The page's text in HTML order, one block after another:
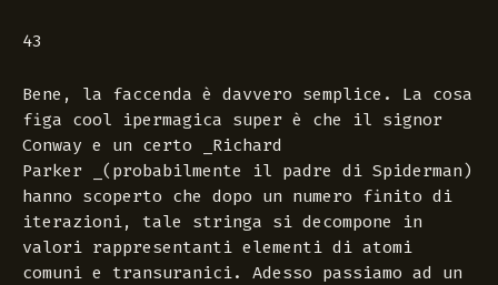
43
Bene, la faccenda è davvero semplice. La cosa
figa cool ipermagica super è che il signor
Conway e un certo _Richard
Parker _(probabilmente il padre di Spiderman)
hanno scoperto che dopo un numero finito di
iterazioni, tale stringa si decompone in
valori rappresentanti elementi di atomi
comuni e transuranici. Adesso passiamo ad un